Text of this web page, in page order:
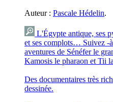
Auteur : Pascale Hédelin.
L'Égypte antique, ses
et ses complots… Suivez -
aventures de Sénéfer le
Kamosis le pharaon et Tii
Des documentaires très
dessinée.